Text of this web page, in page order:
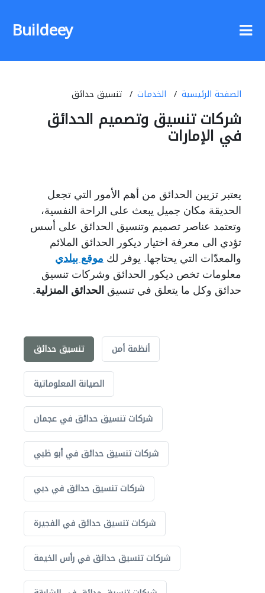
Buildeey
الصفحة الرئيسية الخدمات تنسيق حدائق
شركات تنسيق وتصميم الحدائق
في الإمارات
يعتبر تزيين الحدائق من أهم الأمور التي تجعل
الحديقة مكان جميل يبعث على الراحة النفسية،
وتعتمد عناصر تصميم وتنسيق الحدائق على أسس
تؤدي الى معرفة اختيار ديكور الحدائق الملائم
والمعدّات التي يحتاجها. يوفر لك موقع بيلدي
معلومات تخص ديكور الحدائق وشركات تنسيق
حدائق وكل ما يتعلق في تنسيق الحدائق المنزلية.
تنسيق حدائق أنظمة أمن
الصيانة المعلوماتية
شركات تنسيق حدائق في عجمان
شركات تنسيق حدائق في أبو ظبي
شركات تنسيق حدائق في دبي
شركات تنسيق حدائق في الفجيرة
شركات تنسيق حدائق في رأس الخيمة